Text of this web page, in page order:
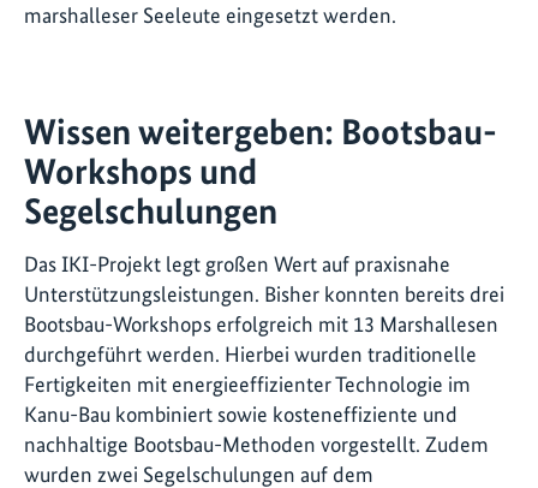
marshalleser Seeleute eingesetzt werden.
Wissen weitergeben: Bootsbau-
Workshops und
Segelschulungen
Das IKI-Projekt legt großen Wert auf praxisnahe
Unterstützungsleistungen. Bisher konnten bereits drei
Bootsbau-Workshops erfolgreich mit 13 Marshallesen
durchgeführt werden. Hierbei wurden traditionelle
Fertigkeiten mit energieeffizienter Technologie im
Kanu-Bau kombiniert sowie kosteneffiziente und
nachhaltige Bootsbau-Methoden vorgestellt. Zudem
wurden zwei Segelschulungen auf dem